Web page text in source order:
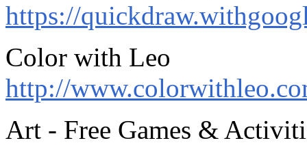
https://
Color with Leo
http://
Art - Free Games &